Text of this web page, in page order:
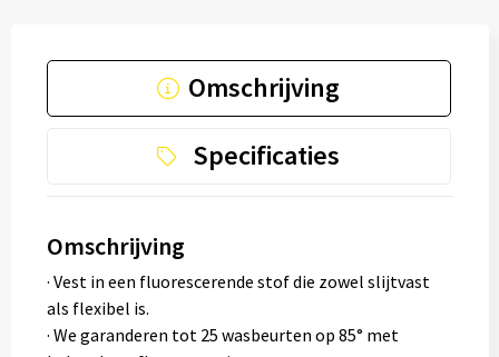
Omschrijving
Specificaties
Omschrijving
· Vest in een fluorescerende stof die zowel slijtvast
als flexibel is.
· We garanderen tot 25 wasbeurten op 85° met